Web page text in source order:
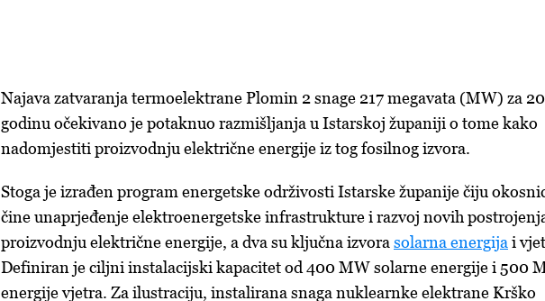
Najava zatvaranja termoelektrane Plomin 2 snage 217 megavata (MW) za
godinu očekivano je potaknuo razmišljanja u Istarskoj županiji o tome kako
nadomjestiti proizvodnju električne energije iz tog fosilnog izvora.
Stoga je izrađen program energetske održivosti Istarske županije čiju
čine unaprjeđenje elektroenergetske infrastrukture i razvoj novih
proizvodnju električne energije, a dva su ključna izvora solarna energija i
Definiran je ciljni instalacijski kapacitet od 400 MW solarne energije i 500
energije vjetra. Za ilustraciju, instalirana snaga nuklearnke elektrane Krško